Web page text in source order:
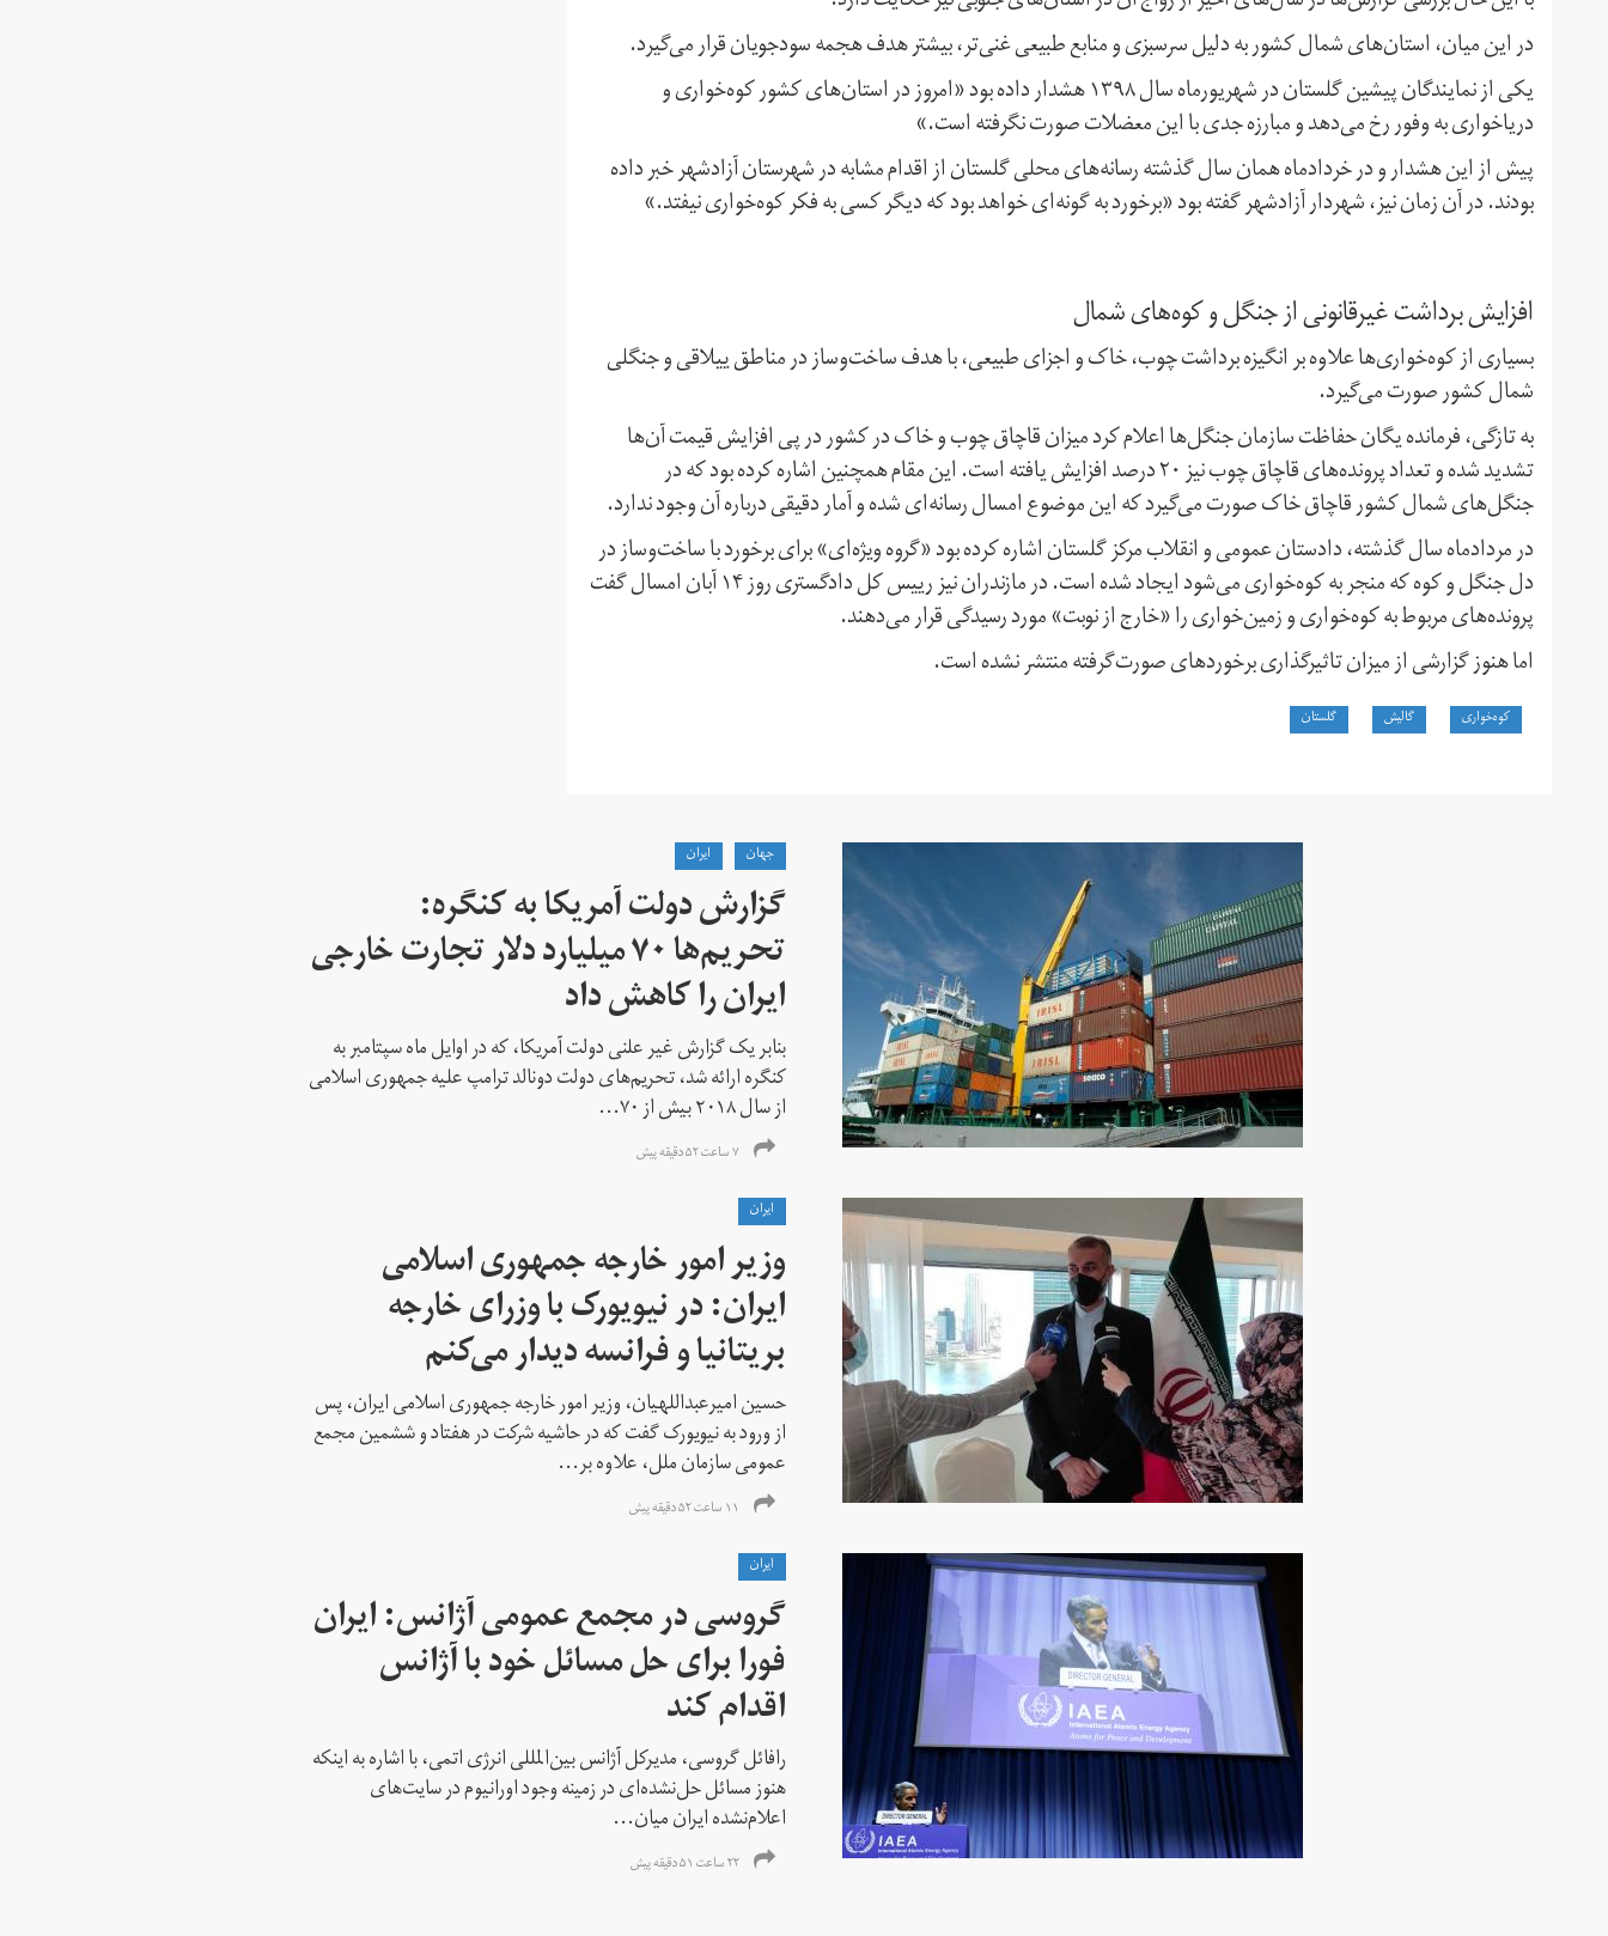
در این میان، استان‌های شمال کشور به دلیل سرسبزی و منابع طبیعی غنی‌تر، بیشتر هدف هجمه سودجویان قرار می‌گیرد.
یکی از نمایندگان پیشین گلستان در شهریورماه سال ۱۳۹۸ هشدار داده بود «امروز در استان‌های کشور کوه‌خواری و
دریاخواری به وفور رخ می‌دهد و مبارزه جدی با این معضلات صورت نگرفته است.»
پیش از این هشدار و در خردادماه همان سال گذشته رسانه‌های محلی گلستان از اقدام مشابه در شهرستان آزادشهر خبر داده
بودند. در آن زمان نیز، شهردار آزادشهر گفته بود «برخورد به گونه‌ای خواهد بود که دیگر کسی به فکر کوه‌خواری نیفتد.»
افزایش برداشت غیرقانونی از جنگل‌ و کوه‌‌های شمال
بسیاری از کوه‌خواری‌ها علاوه بر انگیزه برداشت چوب‌، خاک و اجزای طبیعی، با هدف ساخت‌وساز در مناطق ییلاقی و جنگلی
شمال کشور صورت می‌گیرد.
به تازگی، فرمانده یگان حفاظت سازمان جنگل‌ها اعلام کرد میزان قاچاق چوب و خاک در کشور در پی افزایش قیمت آن‌ها
تشدید شده و تعداد پرونده‌‌های قاچاق چوب نیز ۲۰ درصد افزایش یافته است. این مقام همچنین اشاره کرده بود که در
جنگل‌های شمال کشور قاچاق خاک صورت می‌گیرد که این موضوع امسال رسانه‌ای شده و آمار دقیقی درباره آن وجود ندارد.
در مردادماه سال گذشته، دادستان عمومی و انقلاب مرکز گلستان اشاره کرده بود «گروه ویژه‌ای» برای برخورد با ساخت‌وساز در
دل جنگل و کوه که منجر به کوه‌خواری می‌شود ایجاد شده است. در مازندران نیز رییس کل دادگستری روز ۱۴ آبان امسال گفت
پرونده‌های مربوط به کوه‌خواری و زمین‌خواری را «خارج از نوبت» مورد رسیدگی قرار می‌دهند.
اما هنوز گزارشی از میزان تاثیرگذاری برخوردهای صورت‌گرفته منتشر نشده است.
کوه‌خواری گالیش گلستان
جهان ايران
گزارش دولت آمریکا به کنگره:
تحریم‌ها ۷۰ میلیارد دلار تجارت خارجی
ایران را کاهش داد
بنابر یک گزارش غیر علنی دولت آمریکا، که در اوایل ماه سپتامبر به
کنگره ارائه شد، تحریم‌های دولت دونالد ترامپ علیه جمهوری اسلامی
از سال ۲۰۱۸ بیش از ۷۰...
۷ ساعت ۵۲ دقیقه پیش
ايران
وزیر امور خارجه جمهوری اسلامی
ایران: در نیویورک با وزرای خارجه
بریتانیا و فرانسه دیدار می‌کنم
حسین امیرعبداللهیان، وزیر امور خارجه جمهوری اسلامی ایران، پس
از ورود به نیویورک گفت که در حاشیه شرکت در هفتاد و ششمین مجمع
عمومی سازمان ملل، علاوه بر...
۱۱ ساعت ۵۲ دقیقه پیش
ايران
گروسی در مجمع عمومی آژانس: ایران
فورا برای حل مسائل خود با آژانس
اقدام کند
رافائل گروسی، مدیرکل آژانس بین‌المللی انرژی اتمی، با اشاره به اینکه
هنوز مسائل حل‌نشده‌ای در زمینه وجود اورانیوم در سایت‌های
اعلام‌نشده ایران میان...
۲۲ ساعت ۵۱ دقیقه پیش